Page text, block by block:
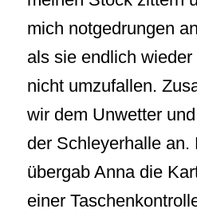
mich notgedrungen
als sie endlich
nicht umzufallen.
wir dem Unwetter
der Schleyerhalle an.
übergab Anna die
einer